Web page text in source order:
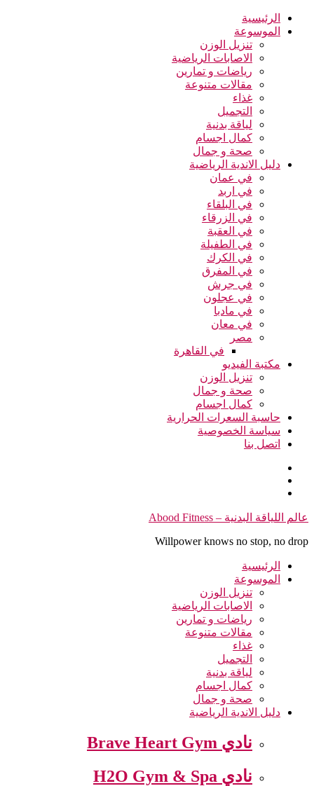
الرئيسية
الموسوعة
تنزيل الوزن
الاصابات الرياضية
رياضات و تمارين
مقالات متنوعة
غذاء
التجميل
لياقة بدنية
كمال اجسام
صحة و جمال
دليل الاندية الرياضية
في عمان
في اربد
في البلقاء
في الزرقاء
في العقبة
في الطفيلة
في الكرك
في المفرق
في جرش
في عجلون
في مادبا
في معان
مصر
في القاهرة
مكتبة الفيديو
تنزيل الوزن
صحة و جمال
كمال اجسام
حاسبة السعرات الحرارية
سياسة الخصوصية
اتصل بنا
التجاوز
المحتوى
عالم اللياقة البدنية – Abood Fitness
Willpower knows no stop, no drop
الرئيسية
الموسوعة
تنزيل الوزن
الاصابات الرياضية
رياضات و تمارين
مقالات متنوعة
غذاء
التجميل
لياقة بدنية
كمال اجسام
صحة و جمال
دليل الاندية الرياضية
نادي Brave Heart Gym
نادي H2O Gym & Spa